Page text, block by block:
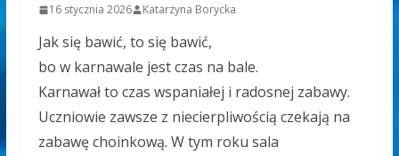
16 stycznia 2026 Katarzyna Borycka
Jak się bawić, to się bawić,
bo w karnawale jest czas na bale.
Karnawał to czas wspaniałej i radosnej zabawy.
Uczniowie zawsze z niecierpliwością czekają na
zabawę choinkową. W tym roku sala